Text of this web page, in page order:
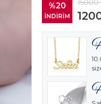
%20
İNDİRİM
15000